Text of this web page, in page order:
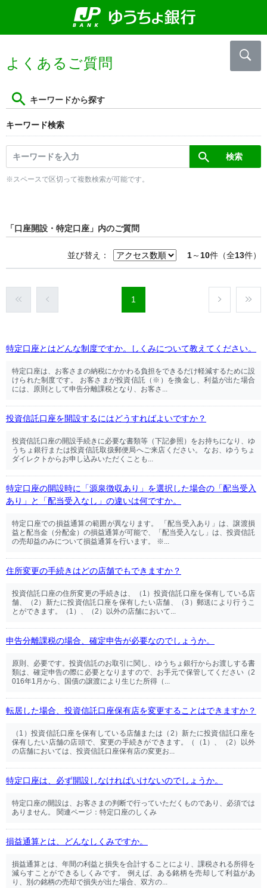
よくあるご質問
キーワードから探す
キーワード検索
※スペースで区切って複数検索が可能です。
「口座開設・特定口座」内のご質問
並び替え： 1～ 10件（全13件）
1
特定口座とはどんな制度ですか。しくみについて教えてください。
特定口座は、お客さまの納税にかかわる負担をできるだけ軽減するために設
けられた制度です。 お客さまが投資信託（※）を換金し、利益が出た場合
には、原則として申告分離課税となり、お客さ...
投資信託口座を開設するにはどうすればよいですか？
投資信託口座の開設手続きに必要な書類等（下記参照）をお持ちになり、ゆ
うちょ銀行または投資信託取扱郵便局へご来店ください。 なお、ゆうちょ
ダイレクトからお申し込みいただくことも...
特定口座の開設時に「源泉徴収あり」を選択した場合の「配当受入
あり」と「配当受入なし」の違いは何ですか。
特定口座での損益通算の範囲が異なります。 「配当受入あり」は、譲渡損
益と配当金（分配金）の損益通算が可能で、「配当受入なし」は、投資信託
の売却益のみについて損益通算を行います。 ※...
住所変更の手続きはどの店舗でもできますか？
投資信託口座の住所変更の手続きは、（1）投資信託口座を保有している店
舗、（2）新たに投資信託口座を保有したい店舗、（3）郵送により行うこ
とができます。（1）、（2）以外の店舗において...
申告分離課税の場合、確定申告が必要なのでしょうか。
原則、必要です。投資信託のお取引に関し、ゆうちょ銀行からお渡しする書
類は、確定申告の際に必要となりますので、お手元で保管してください（2
016年1月から、国債の譲渡により生じた所得（...
転居した場合、投資信託口座保有店を変更することはできますか？
（1）投資信託口座を保有している店舗または（2）新たに投資信託口座を
保有したい店舗の店頭で、変更の手続きができます。（（1）、（2）以外
の店舗においては、投資信託口座保有店の変更お...
特定口座は、必ず開設しなければいけないのでしょうか。
特定口座の開設は、お客さまの判断で行っていただくものであり、必須では
ありません。 関連ページ：特定口座のしくみ
損益通算とは、どんなしくみですか。
損益通算とは、年間の利益と損失を合計することにより、課税される所得を
減らすことができるしくみです。 例えば、ある銘柄を売却して利益があ
り、別の銘柄の売却で損失が出た場合、双方の...